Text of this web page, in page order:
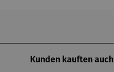
Kunden kauften auch